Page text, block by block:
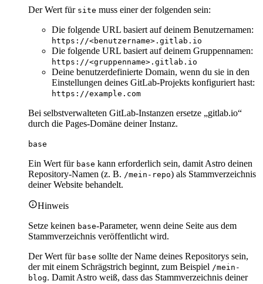
Der Wert für site muss einer der folgenden sein:
Die folgende URL basiert auf deinem Benutzernamen:
https://<benutzername>.gitlab.io
Die folgende URL basiert auf deinem Gruppennamen:
https://<gruppenname>.gitlab.io
Deine benutzerdefinierte Domain, wenn du sie in den
Einstellungen deines GitLab-Projekts konfiguriert hast:
https://example.com
Bei selbstverwalteten GitLab-Instanzen ersetze „gitlab.io“
durch die Pages-Domäne deiner Instanz.
base
Ein Wert für base kann erforderlich sein, damit Astro deinen
Repository-Namen (z. B. /mein-repo) als Stammverzeichnis
deiner Website behandelt.
Hinweis
Setze keinen base-Parameter, wenn deine Seite aus dem
Stammverzeichnis veröffentlicht wird.
Der Wert für base sollte der Name deines Repositorys sein,
der mit einem Schrägstrich beginnt, zum Beispiel /mein-
blog. Damit Astro weiß, dass das Stammverzeichnis deiner